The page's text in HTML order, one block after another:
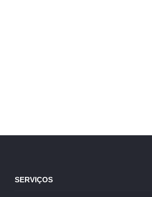
SERVIÇOS